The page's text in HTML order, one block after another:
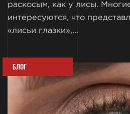
раскосым, как у лисы.
интересуются, что
«лисьи глазки»,...
БЛОГ